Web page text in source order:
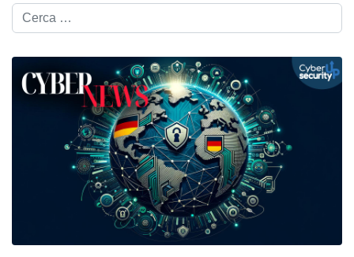
Cerca nel blog...